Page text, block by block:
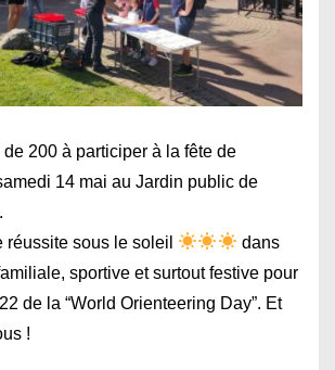
200 à participer à la fête de
14 mai au Jardin public de
réussite sous le soleil
dans
sportive et surtout festive pour
de la “World Orienteering Day”. Et
!